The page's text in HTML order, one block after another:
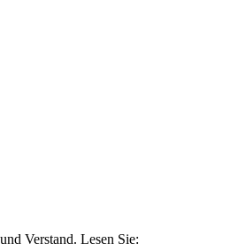
Verstand. Lesen Sie: